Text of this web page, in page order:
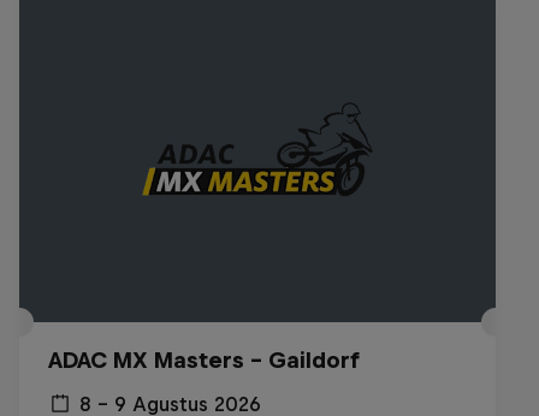
ADAC MX Masters – Gaildorf
8 – 9 Agustus 2026